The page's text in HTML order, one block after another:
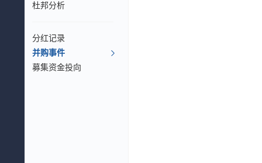
杜邦分析
分红记录
并购事件
募集资金投向